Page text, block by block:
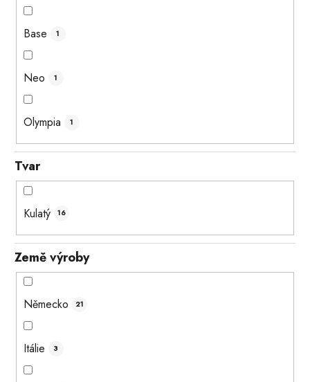
Base 1
Neo 1
Olympia 1
Tvar
Kulatý 16
Země výroby
Německo 21
Itálie 3